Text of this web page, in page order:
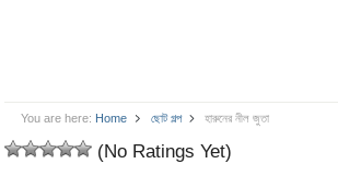
You are here: Home ছোট গল্প হারুনের নীল জুতা
(No Ratings Yet)